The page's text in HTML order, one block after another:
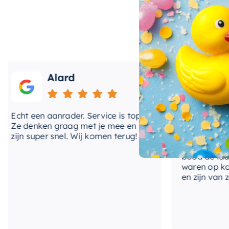
Als het gaat om uw badkamer, wilt u alleen het
door een merk dat bekend staat om zijn kwaliteit en
gerust op zijn dat u een product krijgt dat jarenlang
stijlvolle grijstintpast perfect
waardoor u gemakkelijk uw droominterieur kunt
Alard
een aanrader. Service is top!
denken graag met je mee en
super snel. Wij komen terug!
Roos
Onlangs heb ik
kranen van
BadenVloer. Ik
prijzen
bood de
waren op korte
en zijn van